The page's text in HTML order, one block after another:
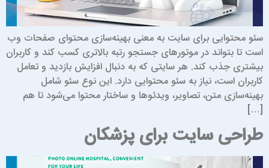
سئو محتوایی برای سایت به معنی بهینه‌سازی محتوای صفحات وب
است تا بتواند در موتورهای جستجو رتبه بالاتری کسب کند و کاربران
بیشتری جذب کند. هر سایتی که به دنبال افزایش بازدید و تعامل
کاربران است، نیاز به سئو محتوایی دارد. این نوع سئو شامل
بهینه‌سازی متن، تصاویر، ویدئوها و ساختار محتوا می‌شود تا هم
[…]
طراحی سایت برای پزشکان